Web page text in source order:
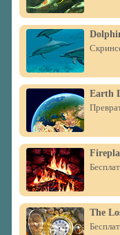
Earth
The